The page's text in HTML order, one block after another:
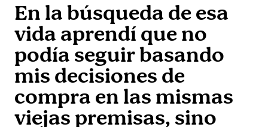
En la búsqueda de esa
vida aprendí que no
podía seguir basando
mis decisiones de
compra en las mismas
viejas premisas, sino